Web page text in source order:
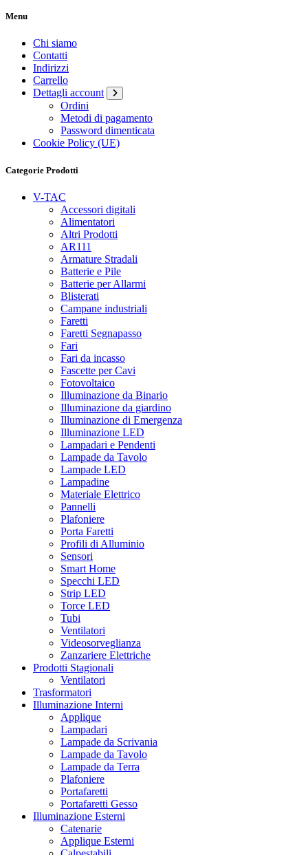
Menu
Chi siamo
Contatti
Indirizzi
Carrello
Dettagli account
Ordini
Metodi di pagamento
Password dimenticata
Cookie Policy (UE)
Categorie Prodotti
V-TAC
Accessori digitali
Alimentatori
Altri Prodotti
AR111
Armature Stradali
Batterie e Pile
Batterie per Allarmi
Blisterati
Campane industriali
Faretti
Faretti Segnapasso
Fari
Fari da incasso
Fascette per Cavi
Fotovoltaico
Illuminazione da Binario
Illuminazione da giardino
Illuminazione di Emergenza
Illuminazione LED
Lampadari e Pendenti
Lampade da Tavolo
Lampade LED
Lampadine
Materiale Elettrico
Pannelli
Plafoniere
Porta Faretti
Profili di Alluminio
Sensori
Smart Home
Specchi LED
Strip LED
Torce LED
Tubi
Ventilatori
Videosorveglianza
Zanzariere Elettriche
Prodotti Stagionali
Ventilatori
Trasformatori
Illuminazione Interni
Applique
Lampadari
Lampade da Scrivania
Lampade da Tavolo
Lampade da Terra
Plafoniere
Portafaretti
Portafaretti Gesso
Illuminazione Esterni
Catenarie
Applique Esterni